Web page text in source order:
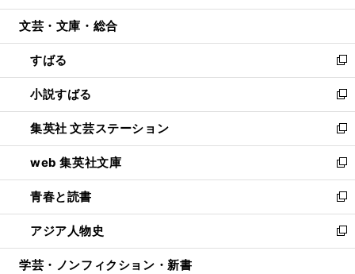
開
ウ
開
く
ン
ウ
で
開
く
ウ
ン
ド
ウ
で
開
く
文芸・文庫・総合
すばる
新
し
い
ウ
ィ
ン
ド
ウ
で
開
く
小説すばる
新
し
い
ウ
ィ
ン
ド
ウ
で
開
集英社 文芸ステーション
新
し
い
ウ
ィ
ン
ド
ウ
web 集英社文庫
新
し
い
ウ
ィ
ン
青春と読書
新
し
い
ウ
アジア人物史
新
し
学芸・ノンフィクション・新書